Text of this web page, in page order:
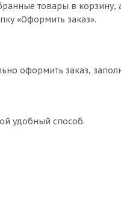
товары в корзину,
«Оформить заказ».
оформить заказ,
удобный способ.